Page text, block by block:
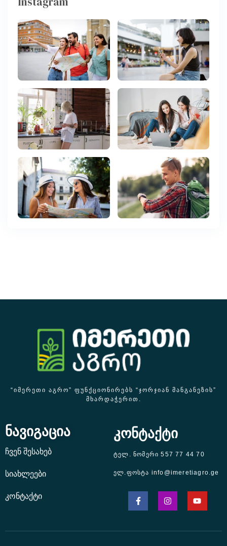
“ᲘᲛᲔᲠᲔᲗᲘ ᲐᲒᲠᲝ” ᲤᲣᲜᲥᲪᲘᲝᲜᲘᲠᲔᲑᲡ “ᲯᲝᲠᲯᲘᲐᲜ ᲛᲐᲜᲒᲐᲜᲔᲖᲘᲡ”
ᲛᲮᲐᲠᲓᲐᲭᲔᲠᲘᲗ.
ნავიგაცია
ჩვენ შესახებ
სიახლეები
კონტაქტი
კონტაქტი
ტელ. ნომერი 557 77 44 70
ელ.ფოსტა info@imeretiagro.ge